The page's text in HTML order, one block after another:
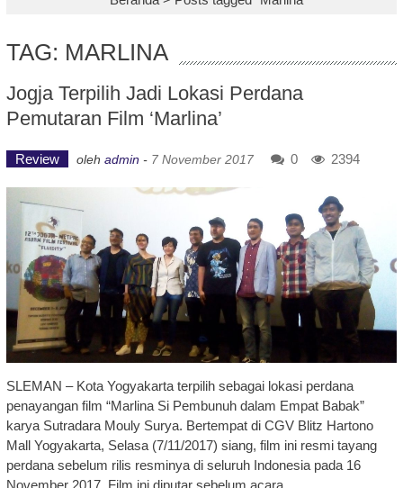
TAG: MARLINA
Jogja Terpilih Jadi Lokasi Perdana
Pemutaran Film ‘Marlina’
Review oleh admin - 7 November 2017 0 2394
SLEMAN – Kota Yogyakarta terpilih sebagai lokasi perdana
penayangan film “Marlina Si Pembunuh dalam Empat Babak”
karya Sutradara Mouly Surya. Bertempat di CGV Blitz Hartono
Mall Yogyakarta, Selasa (7/11/2017) siang, film ini resmi tayang
perdana sebelum rilis resminya di seluruh Indonesia pada 16